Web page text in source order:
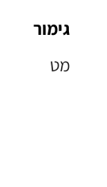
גימור
מט